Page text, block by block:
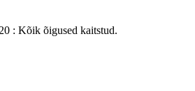
: Kõik õigused kaitstud.